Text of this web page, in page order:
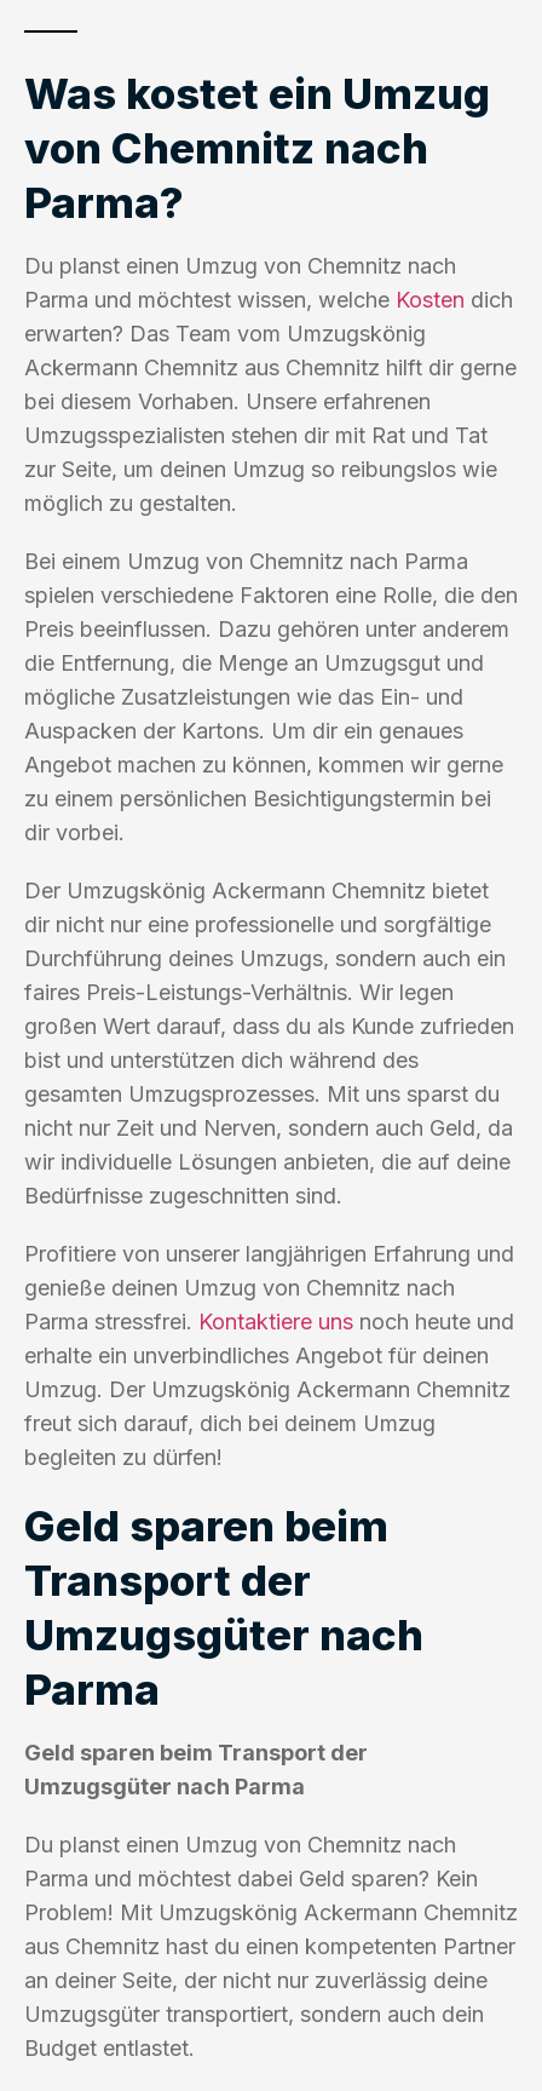
Was kostet ein Umzug
von Chemnitz nach
Parma?
Du planst einen Umzug von Chemnitz nach
Parma und möchtest wissen, welche Kosten dich
erwarten? Das Team vom Umzugskönig
Ackermann Chemnitz aus Chemnitz hilft dir gerne
bei diesem Vorhaben. Unsere erfahrenen
Umzugsspezialisten stehen dir mit Rat und Tat
zur Seite, um deinen Umzug so reibungslos wie
möglich zu gestalten.
Bei einem Umzug von Chemnitz nach Parma
spielen verschiedene Faktoren eine Rolle, die den
Preis beeinflussen. Dazu gehören unter anderem
die Entfernung, die Menge an Umzugsgut und
mögliche Zusatzleistungen wie das Ein- und
Auspacken der Kartons. Um dir ein genaues
Angebot machen zu können, kommen wir gerne
zu einem persönlichen Besichtigungstermin bei
dir vorbei.
Der Umzugskönig Ackermann Chemnitz bietet
dir nicht nur eine professionelle und sorgfältige
Durchführung deines Umzugs, sondern auch ein
faires Preis-Leistungs-Verhältnis. Wir legen
großen Wert darauf, dass du als Kunde zufrieden
bist und unterstützen dich während des
gesamten Umzugsprozesses. Mit uns sparst du
nicht nur Zeit und Nerven, sondern auch Geld, da
wir individuelle Lösungen anbieten, die auf deine
Bedürfnisse zugeschnitten sind.
Profitiere von unserer langjährigen Erfahrung und
genieße deinen Umzug von Chemnitz nach
Parma stressfrei. Kontaktiere uns noch heute und
erhalte ein unverbindliches Angebot für deinen
Umzug. Der Umzugskönig Ackermann Chemnitz
freut sich darauf, dich bei deinem Umzug
begleiten zu dürfen!
Geld sparen beim
Transport der
Umzugsgüter nach
Parma
Geld sparen beim Transport der
Umzugsgüter nach Parma
Du planst einen Umzug von Chemnitz nach
Parma und möchtest dabei Geld sparen? Kein
Problem! Mit Umzugskönig Ackermann Chemnitz
aus Chemnitz hast du einen kompetenten Partner
an deiner Seite, der nicht nur zuverlässig deine
Umzugsgüter transportiert, sondern auch dein
Budget entlastet.